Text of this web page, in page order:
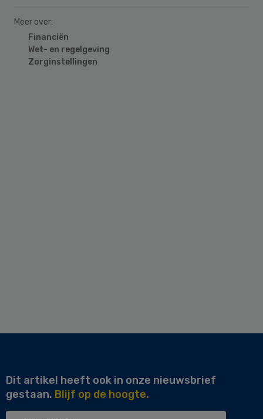
Meer over:
Financiën
Wet- en regelgeving
Zorginstellingen
Dit artikel heeft ook in onze nieuwsbrief
gestaan. Blijf op de hoogte.
Uw